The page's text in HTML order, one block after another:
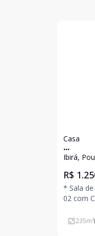
Casa
...
Ibirá,
R$
* Sala
02 com
235m²